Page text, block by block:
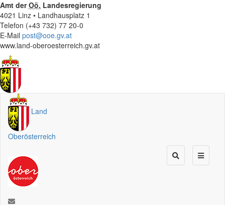
Amt derOö. Landesregierung
4021 Linz • Landhausplatz 1
Telefon (+43 732) 77 20-0
E-Mail post@ooe.gv.at
www.land-oberoesterreich.gv.at
Land
Oberösterreich